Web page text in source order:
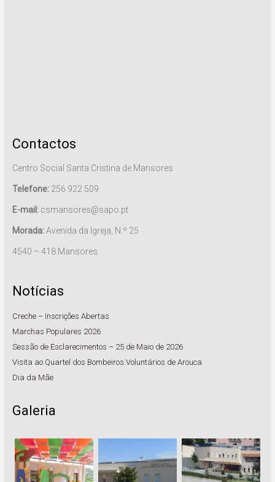
Contactos
Centro Social Santa Cristina de Mansores
Telefone:256 922 509
E-mail:csmansores@sapo.pt
Morada:Avenida da Igreja, N.º 25
4540 – 418 Mansores
Notícias
Creche – Inscrições Abertas
Marchas Populares 2026
Sessão de Esclarecimentos – 25 de Maio de 2026
Visita ao Quartel dos Bombeiros Voluntários de Arouca
Dia da Mãe
Galeria